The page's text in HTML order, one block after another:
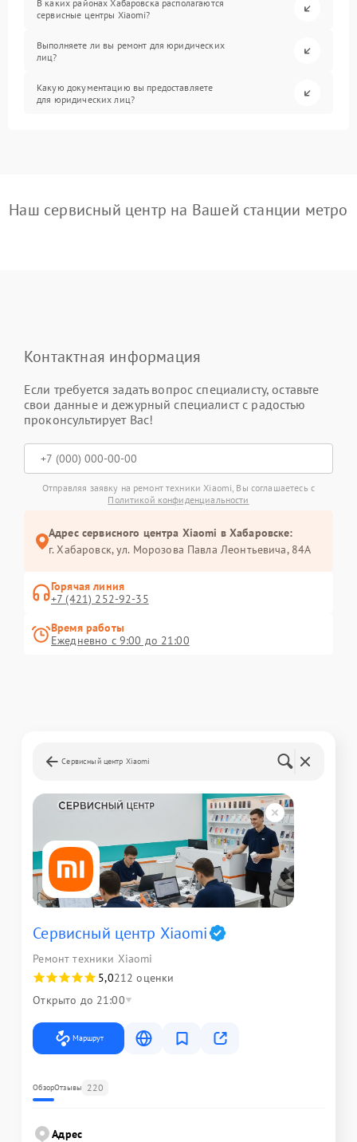
В каких районах Хабаровска располагаются
сервисные центры Xiaomi?
Выполняете ли вы ремонт для юридических
лиц?
Какую документацию вы предоставляете
для юридических лиц?
Наш сервисный центр на Вашей станции метро
Контактная информация
Если требуется задать вопрос специалисту, оставьте
свои данные и дежурный специалист с радостью
проконсультирует Вас!
Отправляя заявку на ремонт техники Xiaomi, Вы соглашаетесь с
Политикой конфиденциальности
Адрес сервисного центра Xiaomi в Хабаровске:
г. Хабаровск, ул. Морозова Павла Леонтьевича, 84А
Горячая линия
+7 (421) 252-92-35
Время работы
Ежедневно с 9:00 до 21:00
Сервисный центр Xiaomi
Сервисный центр Xiaomi
Ремонт техники Xiaomi
5,0212 оценки
Открыто до 21:00
Маршрут
ОбзорОтзывы 220
Адрес